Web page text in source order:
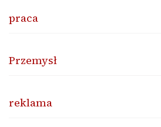
praca
Przemysł
reklama